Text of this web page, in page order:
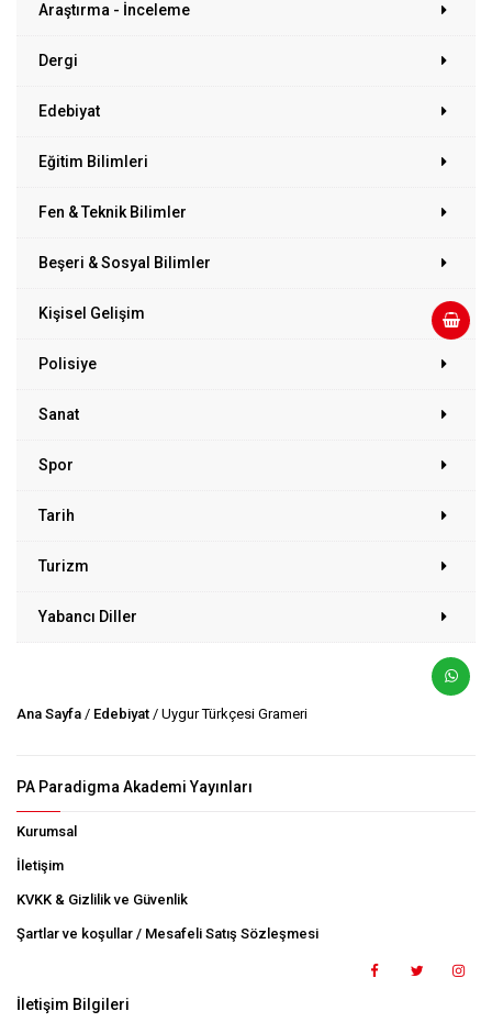
Araştırma - İnceleme
Dergi
Edebiyat
Eğitim Bilimleri
Fen & Teknik Bilimler
Beşeri & Sosyal Bilimler
Kişisel Gelişim
Polisiye
Sanat
Spor
Tarih
Turizm
Yabancı Diller
Ana Sayfa / Edebiyat / Uygur Türkçesi Grameri
PA Paradigma Akademi Yayınları
Kurumsal
İletişim
KVKK & Gizlilik ve Güvenlik
Şartlar ve koşullar / Mesafeli Satış Sözleşmesi
İletişim Bilgileri